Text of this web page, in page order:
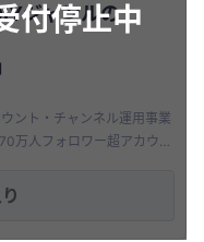
付停止中
ジャンルの
ント・チャンネル運用事業
万人フォロワー超アカウン